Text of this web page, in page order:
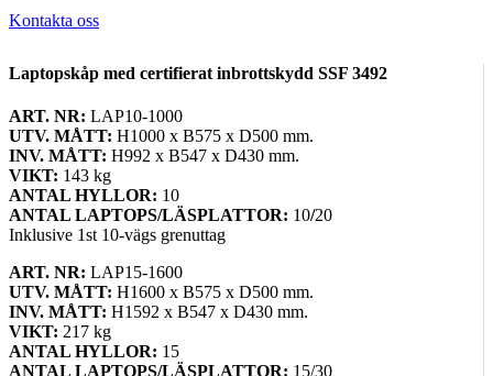
Kontakta oss
Laptopskåp med certifierat inbrottskydd SSF 3492
ART. NR: LAP10-1000
UTV. MÅTT: H1000 x B575 x D500 mm.
INV. MÅTT: H992 x B547 x D430 mm.
VIKT: 143 kg
ANTAL HYLLOR: 10
ANTAL LAPTOPS/LÄSPLATTOR: 10/20
Inklusive 1st 10-vägs grenuttag
ART. NR: LAP15-1600
UTV. MÅTT: H1600 x B575 x D500 mm.
INV. MÅTT: H1592 x B547 x D430 mm.
VIKT: 217 kg
ANTAL HYLLOR: 15
ANTAL LAPTOPS/LÄSPLATTOR: 15/30